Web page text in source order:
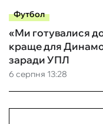
Футбол
6 серпня 13:28
«Ми готувалися
краще для Динамо
заради УПЛ